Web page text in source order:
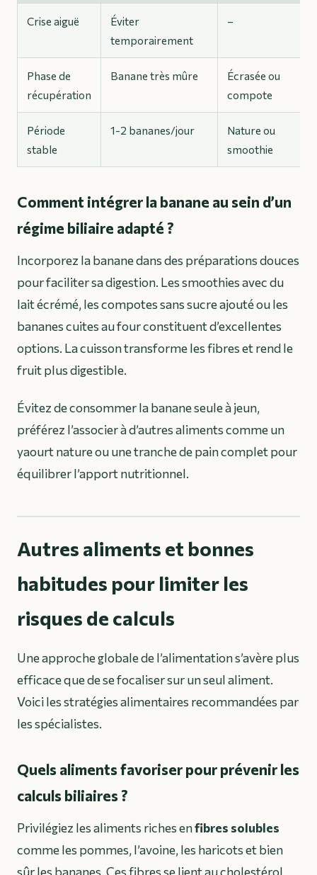
Crise aiguë
Éviter
temporairement
–
Phase de
récupération
Banane très mûre
Écrasée ou
compote
Période
stable
1-2 bananes/jour
Nature ou
smoothie
Comment intégrer la banane au sein d’un
régime biliaire adapté ?
Incorporez la banane dans des préparations douces
pour faciliter sa digestion. Les smoothies avec du
lait écrémé, les compotes sans sucre ajouté ou les
bananes cuites au four constituent d’excellentes
options. La cuisson transforme les fibres et rend le
fruit plus digestible.
Évitez de consommer la banane seule à jeun,
préférez l’associer à d’autres aliments comme un
yaourt nature ou une tranche de pain complet pour
équilibrer l’apport nutritionnel.
Autres aliments et bonnes
habitudes pour limiter les
risques de calculs
Une approche globale de l’alimentation s’avère plus
efficace que de se focaliser sur un seul aliment.
Voici les stratégies alimentaires recommandées par
les spécialistes.
Quels aliments favoriser pour prévenir les
calculs biliaires ?
Privilégiez les aliments riches enfibres solubles
comme les pommes, l’avoine, les haricots et bien
sûr les bananes. Ces fibres se lient au cholestérol